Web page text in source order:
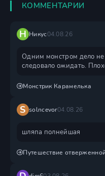
КОММЕНТАРИИ
Н Никус04.08.26
Одним монстром дело не
следовало ожидать.
Монстрик Карамелька
S solncevor04.08.26
шляпа полнейшая
Путешествие